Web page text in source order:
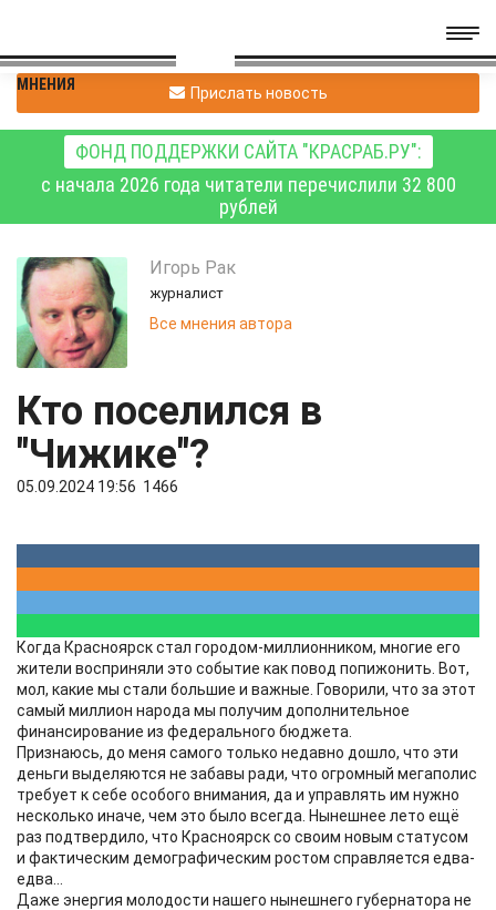
МНЕНИЯ Прислать новость
ФОНД ПОДДЕРЖКИ САЙТА "КРАСРАБ.РУ":
с начала 2026 года читатели перечислили 32 800
рублей
Игорь Рак
журналист
Все мнения автора
Кто поселился в
"Чижике"?
05.09.2024 19:56 1466
Когда Красноярск стал городом-миллионником, многие его
жители восприняли это событие как повод попижонить. Вот,
мол, какие мы стали большие и важные. Говорили, что за этот
самый миллион народа мы получим дополнительное
финансирование из федерального бюджета.
Признаюсь, до меня самого только недавно дошло, что эти
деньги выделяются не забавы ради, что огромный мегаполис
требует к себе особого внимания, да и управлять им нужно
несколько иначе, чем это было всегда. Нынешнее лето ещё
раз подтвердило, что Красноярск со своим новым статусом
и фактическим демографическим ростом справляется едва-
едва...
Даже энергия молодости нашего нынешнего губернатора не